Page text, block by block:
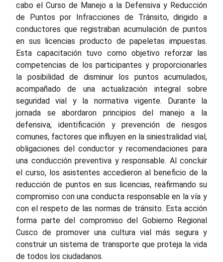
cabo el Curso de Manejo a la Defensiva y Reducción
de Puntos por Infracciones de Tránsito, dirigido a
conductores que registraban acumulación de puntos
en sus licencias producto de papeletas impuestas.
Esta capacitación tuvo como objetivo reforzar las
competencias de los participantes y proporcionarles
la posibilidad de disminuir los puntos acumulados,
acompañado de una actualización integral sobre
seguridad vial y la normativa vigente. Durante la
jornada se abordaron principios del manejo a la
defensiva, identificación y prevención de riesgos
comunes, factores que influyen en la siniestralidad vial,
obligaciones del conductor y recomendaciones para
una conducción preventiva y responsable. Al concluir
el curso, los asistentes accedieron al beneficio de la
reducción de puntos en sus licencias, reafirmando su
compromiso con una conducta responsable en la vía y
con el respeto de las normas de tránsito. Esta acción
forma parte del compromiso del Gobierno Regional
Cusco de promover una cultura vial más segura y
construir un sistema de transporte que proteja la vida
de todos los ciudadanos.